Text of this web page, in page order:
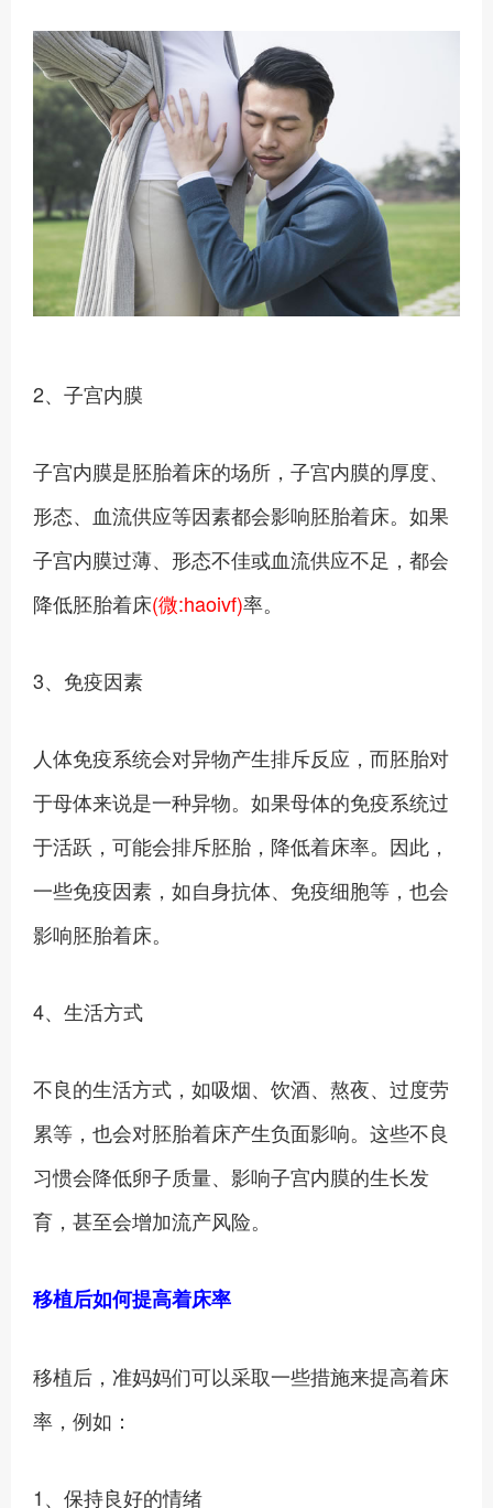
2、子宫内膜
子宫内膜是胚胎着床的场所，子宫内膜的厚度、
形态、血流供应等因素都会影响胚胎着床。如果
子宫内膜过薄、形态不佳或血流供应不足，都会
降低胚胎着床(微:haoivf)率。
3、免疫因素
人体免疫系统会对异物产生排斥反应，而胚胎对
于母体来说是一种异物。如果母体的免疫系统过
于活跃，可能会排斥胚胎，降低着床率。因此，
一些免疫因素，如自身抗体、免疫细胞等，也会
影响胚胎着床。
4、生活方式
不良的生活方式，如吸烟、饮酒、熬夜、过度劳
累等，也会对胚胎着床产生负面影响。这些不良
习惯会降低卵子质量、影响子宫内膜的生长发
育，甚至会增加流产风险。
移植后如何提高着床率
移植后，准妈妈们可以采取一些措施来提高着床
率，例如：
1、保持良好的情绪